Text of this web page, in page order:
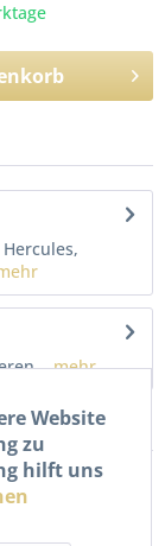
mehr
Website
zu
hilft uns